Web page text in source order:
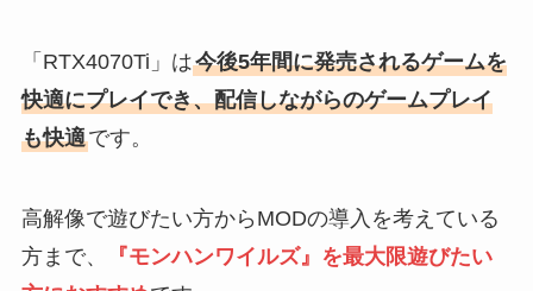
「RTX4070Ti」は今後5年間に発売されるゲームを
快適にプレイでき、配信しながらのゲームプレイ
も快適です。
高解像で遊びたい方からMODの導入を考えている
方まで、
『モンハンワイルズ』を最大限遊びたい